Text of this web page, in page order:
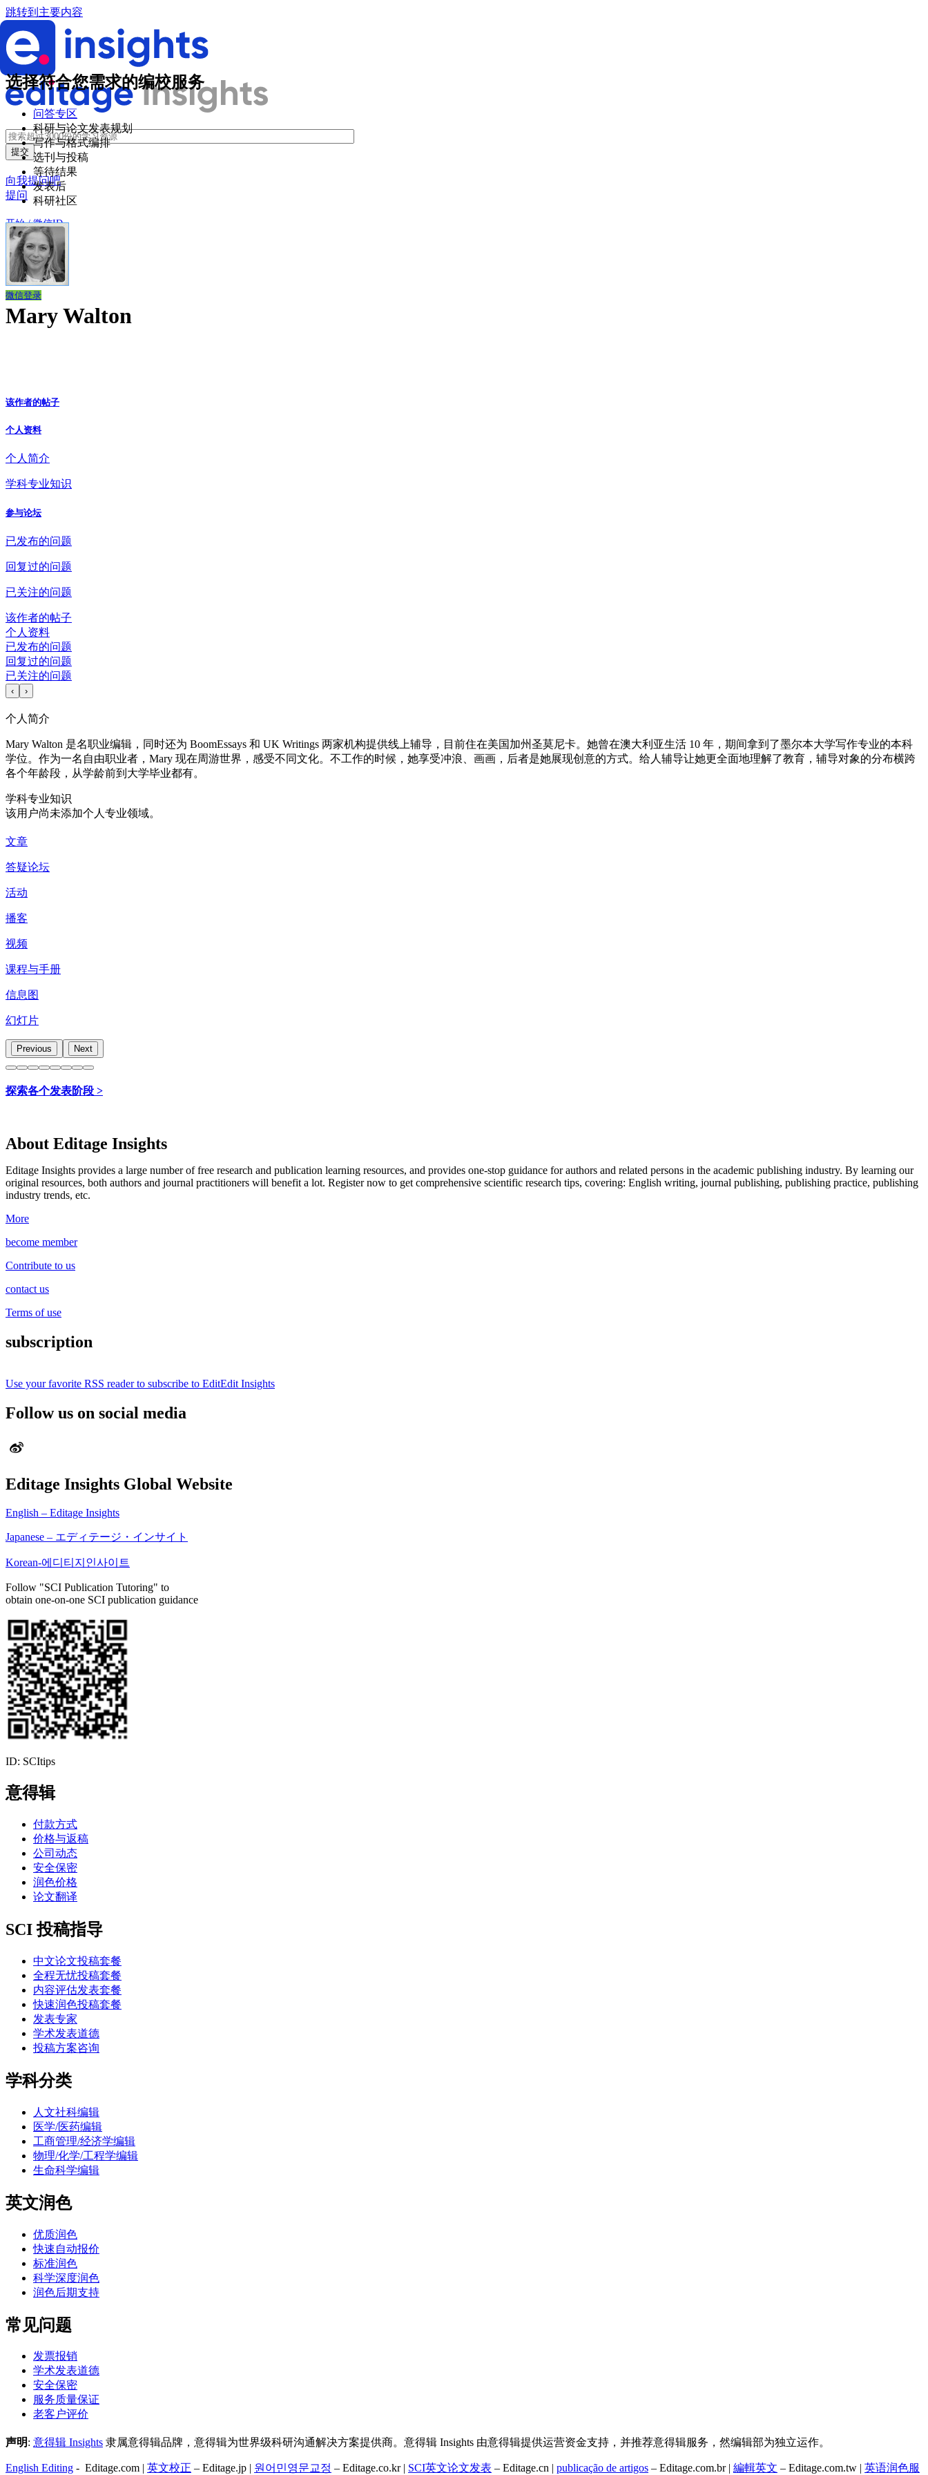
跳转到主要内容
向我提问吧
提问
开始 / 微信ID
登录 创建账户
微信登录
选择符合您需求的编校服务
问答专区
科研与论文发表规划
写作与格式编排
选刊与投稿
等待结果
发表后
科研社区
Mary Walton
该作者的帖子
个人资料
个人简介
学科专业知识
参与论坛
已发布的问题
回复过的问题
已关注的问题
该作者的帖子
个人资料
已发布的问题
回复过的问题
已关注的问题
‹ ›
个人简介
Mary Walton 是名职业编辑，同时还为 BoomEssays 和 UK Writings 两家机构提供线上辅导，目前住在美国加州圣莫尼卡。她曾在澳大利亚生活 10 年，期间拿到了墨尔本大学写作专业的本科
学位。作为一名自由职业者，Mary 现在周游世界，感受不同文化。不工作的时候，她享受冲浪、画画，后者是她展现创意的方式。给人辅导让她更全面地理解了教育，辅导对象的分布横跨
各个年龄段，从学龄前到大学毕业都有。
学科专业知识
该用户尚未添加个人专业领域。
文章
答疑论坛
活动
播客
视频
课程与手册
信息图
幻灯片
Previous Next
探索各个发表阶段 >
About Editage Insights
Editage Insights provides a large number of free research and publication learning resources, and provides one-stop guidance for authors and related persons in the academic publishing industry. By learning our
original resources, both authors and journal practitioners will benefit a lot. Register now to get comprehensive scientific research tips, covering: English writing, journal publishing, publishing practice, publishing
industry trends, etc.
More
become member
Contribute to us
contact us
Terms of use
subscription
Use your favorite RSS reader to subscribe to EditEdit Insights
Follow us on social media
Editage Insights Global Website
English – Editage Insights
Japanese – エディテージ・インサイト
Korean-에디티지인사이트
Follow "SCI Publication Tutoring" to
obtain one-on-one SCI publication guidance
ID: SCItips
意得辑
付款方式
价格与返稿
公司动态
安全保密
润色价格
论文翻译
SCI 投稿指导
中文论文投稿套餐
全程无忧投稿套餐
内容评估发表套餐
快速润色投稿套餐
发表专家
学术发表道德
投稿方案咨询
学科分类
人文社科编辑
医学/医药编辑
工商管理/经济学编辑
物理/化学/工程学编辑
生命科学编辑
英文润色
优质润色
快速自动报价
标准润色
科学深度润色
润色后期支持
常见问题
发票报销
学术发表道德
安全保密
服务质量保证
老客户评价
声明: 意得辑 Insights 隶属意得辑品牌，意得辑为世界级科研沟通解决方案提供商。意得辑 Insights 由意得辑提供运营资金支持，并推荐意得辑服务，然编辑部为独立运作。
English Editing - Editage.com | 英文校正 – Editage.jp | 원어민영문교정 – Editage.co.kr | SCI英文论文发表 – Editage.cn | publicação de artigos – Editage.com.br | 編輯英文 – Editage.com.tw | 英语润色服